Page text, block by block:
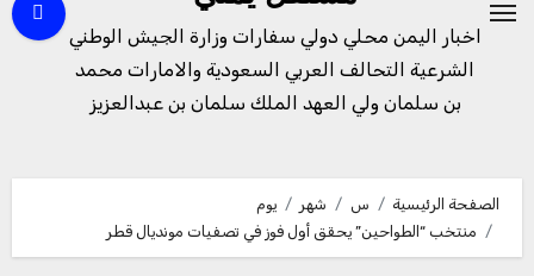
اخبار اليمن محلي دولي سفارات وزارة الجيش الوطني
الشرعية التحالف العربي السعودية والامارات محمد
بن سلمان ولي العهد الملك سلمان بن عبدالعزيز
الصفحة الرئيسية س شهر
يوم
منتخب “الطواحين” يحقق أول فوز في تصفيات مونديال قطر